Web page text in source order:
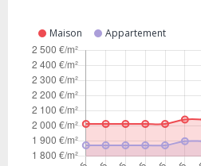
Maison Appartement